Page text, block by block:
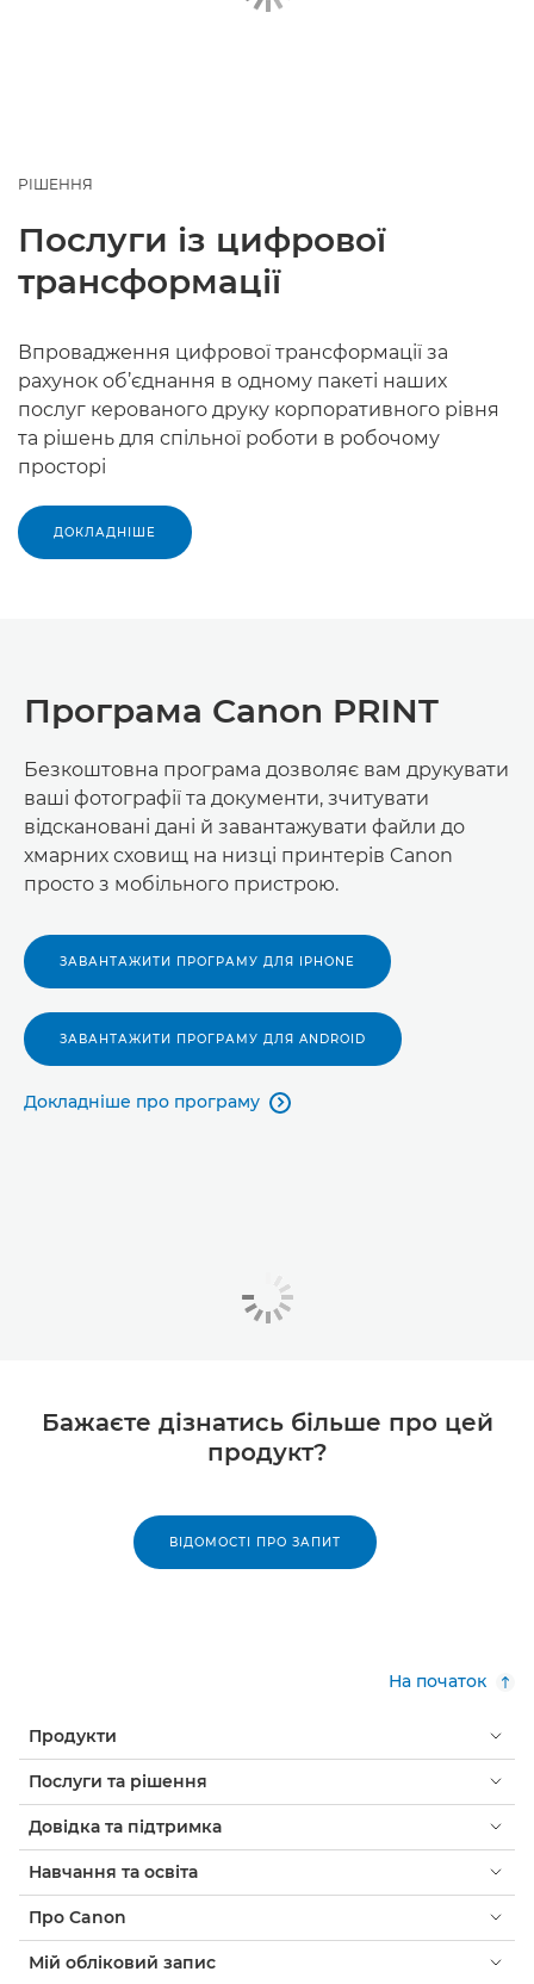
РІШЕННЯ
Послуги із цифрової
трансформації
Впровадження цифрової трансформації за
рахунок об’єднання в одному пакеті наших
послуг керованого друку корпоративного рівня
та рішень для спільної роботи в робочому
просторі
ДОКЛАДНІШЕ
Програма Canon PRINT
Безкоштовна програма дозволяє вам друкувати
ваші фотографії та документи, зчитувати
відскановані дані й завантажувати файли до
хмарних сховищ на низці принтерів Canon
просто з мобільного пристрою.
ЗАВАНТАЖИТИ ПРОГРАМУ ДЛЯ IPHONE
ЗАВАНТАЖИТИ ПРОГРАМУ ДЛЯ ANDROID
Докладніше про програму 
Бажаєте дізнатись більше про цей
продукт?
ВІДОМОСТІ ПРО ЗАПИТ
На початок
Продукти
Послуги та рішення
Довідка та підтримка
Навчання та освіта
Про Canon
Мій обліковий запис